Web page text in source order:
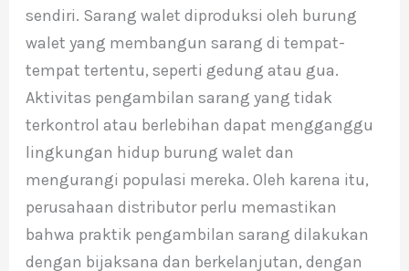
sendiri. Sarang walet diproduksi oleh burung
walet yang membangun sarang di tempat-
tempat tertentu, seperti gedung atau gua.
Aktivitas pengambilan sarang yang tidak
terkontrol atau berlebihan dapat mengganggu
lingkungan hidup burung walet dan
mengurangi populasi mereka. Oleh karena itu,
perusahaan distributor perlu memastikan
bahwa praktik pengambilan sarang dilakukan
dengan bijaksana dan berkelanjutan, dengan